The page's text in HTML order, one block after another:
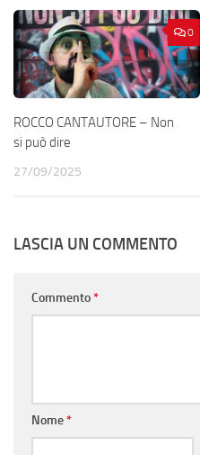
0
ROCCO CANTAUTORE – Non
si può dire
27/09/2025
LASCIA UN COMMENTO
Commento*
Nome*